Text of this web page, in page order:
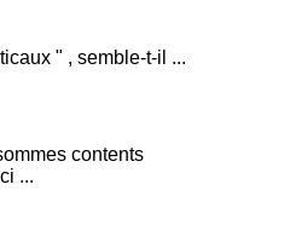
" , semble-t-il ...
contents
...